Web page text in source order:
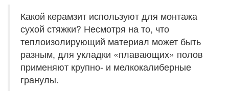
Какой керамзит используют для монтажа
сухой стяжки? Несмотря на то, что
теплоизолирующий материал может быть
разным, для укладки «плавающих» полов
применяют крупно- и мелкокалиберные
гранулы.